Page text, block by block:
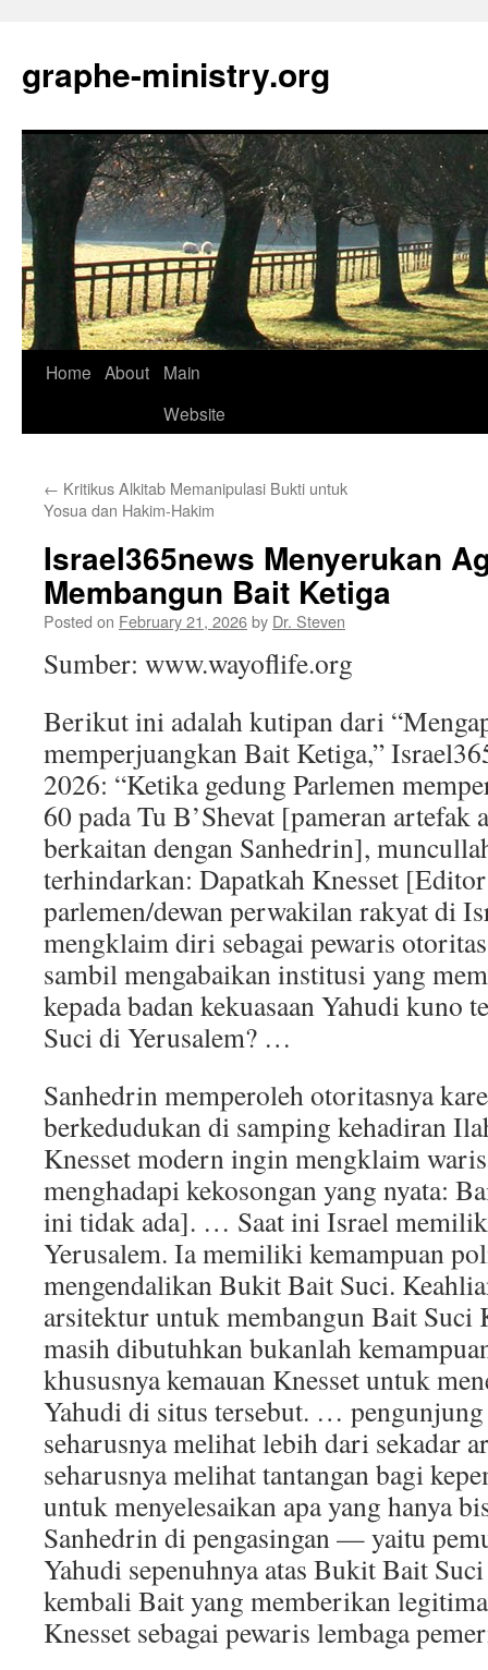
content
graphe-ministry.org
Home About
Main
Website
← Kritikus Alkitab Memanipulasi Bukti untuk
Yosua dan Hakim-Hakim
Israel365news Menyerukan
Membangun Bait Ketiga
Posted on February 21, 2026by Dr. Steven
Sumber: www.wayoflife.org
Berikut ini adalah kutipan dari
memperjuangkan Bait Ketiga,”
2026: “Ketika gedung Parlemen
60 pada Tu B’Shevat [pameran artefak
berkaitan dengan Sanhedrin],
terhindarkan: Dapatkah Knesset
parlemen/dewan perwakilan rakyat di
mengklaim diri sebagai pewaris
sambil mengabaikan institusi yang
kepada badan kekuasaan Yahudi
Suci di Yerusalem? …
Sanhedrin memperoleh otoritasnya
berkedudukan di samping kehadiran
Knesset modern ingin mengklaim
menghadapi kekosongan yang nyata:
ini tidak ada]. … Saat ini Israel
Yerusalem. Ia memiliki kemampuan
mengendalikan Bukit Bait Suci.
arsitektur untuk membangun Bait Suci
masih dibutuhkan bukanlah
khususnya kemauan Knesset untuk
Yahudi di situs tersebut. …
seharusnya melihat lebih dari sekadar
seharusnya melihat tantangan bagi
untuk menyelesaikan apa yang hanya
Sanhedrin di pengasingan — yaitu
Yahudi sepenuhnya atas Bukit Bait
kembali Bait yang memberikan
Knesset sebagai pewaris lembaga